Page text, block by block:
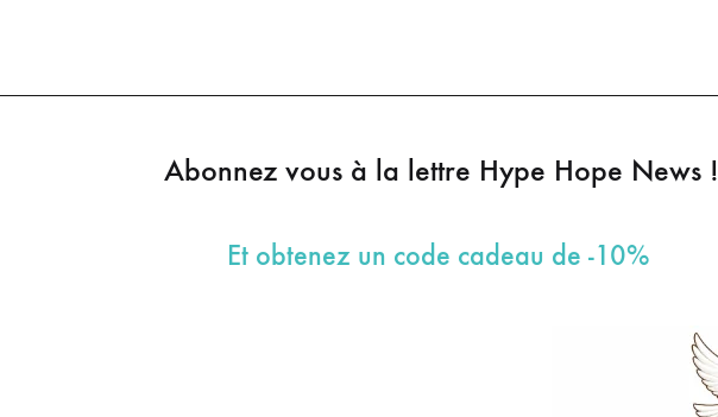
Abonnez vous à la lettre Hype Hope News !
Et obtenez un code cadeau de -10%